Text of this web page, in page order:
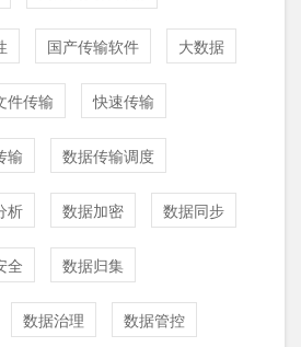
国产传输软件 大数据
件传输 快速传输
输 数据传输调度
析 数据加密 数据同步
全 数据归集
数据治理 数据管控